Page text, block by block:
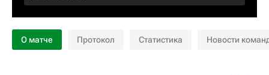
О матче Протокол Статистика Новости